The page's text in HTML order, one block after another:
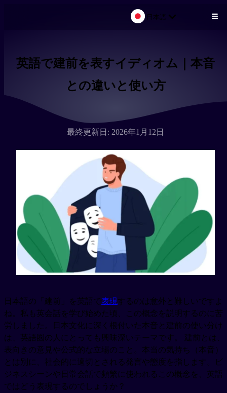
日本語
英語で建前を表すイディオム｜本音
との違いと使い方
最終更新日: 2026年1月12日
日本語の「建前」を英語で表現するのは意外と難しいですよ
ね。私も英会話を学び始めた頃、この概念を説明するのに苦
労しました。日本文化に深く根付いた本音と建前の使い分け
は、英語圏の人にとっても興味深いテーマです。 建前とは、
表向きの意見や公式的な立場のこと。本当の気持ち（本音）
とは別に、社会的に適切とされる発言や態度を指します。ビ
ジネスシーンや日常会話で頻繁に使われるこの概念を、英語
ではどう表現するのでしょうか？